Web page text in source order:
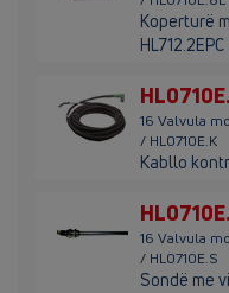
Koperturë
HL712.2EPC
16 Valvula
/ HL0710E.K
Kabllo
16 Valvula
/ HL0710E.S
Sondë me